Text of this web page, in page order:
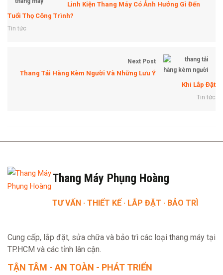
Linh Kiện Thang Máy Có Ảnh Hưởng Gì Đến
Tuổi Thọ Công Trình?
Tin tức
Next Post
Thang Tải Hàng Kèm Người Và Những Lưu Ý
Khi Lắp Đặt
Tin tức
Thang Máy Phụng Hoàng
TƯ VẤN · THIẾT KẾ · LẮP ĐẶT · BẢO TRÌ
Cung cấp, lắp đặt, sửa chữa và bảo trì các loại thang máy tại
TP.HCM và các tỉnh lân cận.
TẬN TÂM - AN TOÀN - PHÁT TRIỂN